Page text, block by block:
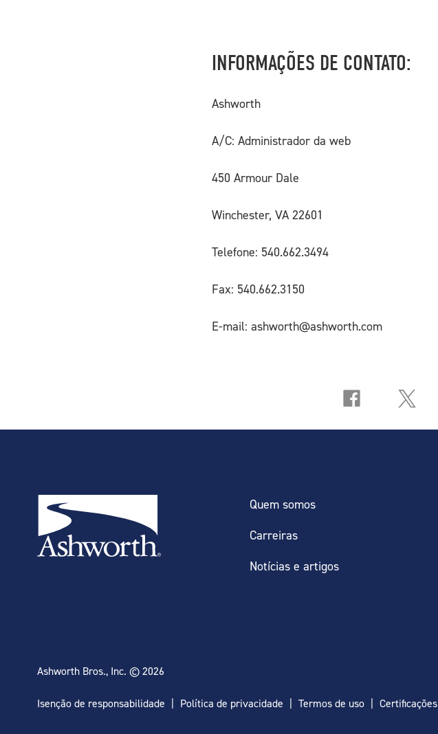
INFORMAÇÕES DE CONTATO:
Ashworth
A/C: Administrador da web
450 Armour Dale
Winchester, VA 22601
Telefone: 540.662.3494
Fax: 540.662.3150
E-mail: ashworth@ashworth.com
Quem somos
Carreiras
Notícias e artigos
Ashworth Bros., Inc. © 2026
Isenção de responsabilidade Política de privacidade Termos de uso Certificações